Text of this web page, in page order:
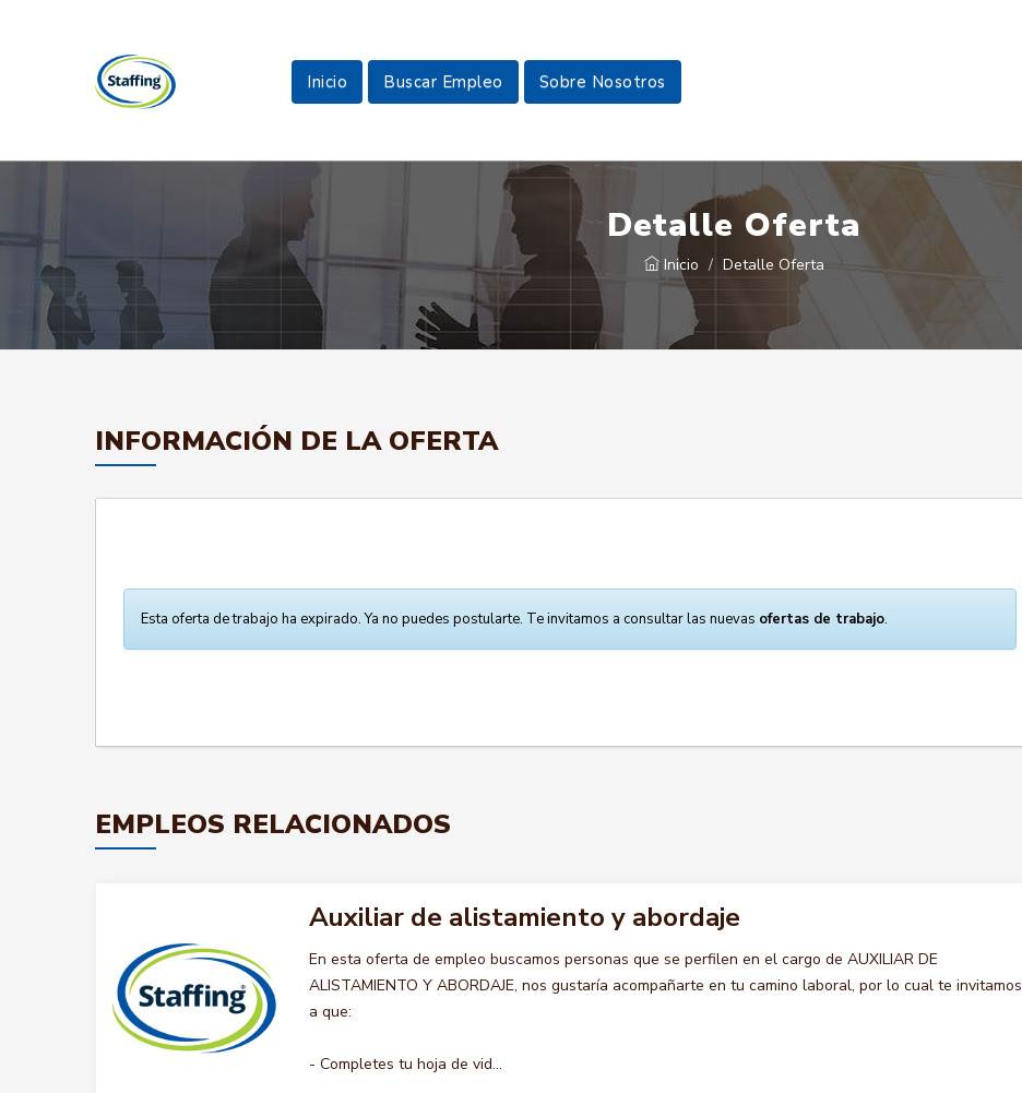
Inicio Buscar Empleo Sobre Nosotros
Detalle Oferta
Inicio Detalle Oferta
INFORMACIÓN DE LA OFERTA
Esta oferta de trabajo ha expirado. Ya no puedes postularte. Te invitamos a consultar las nuevas ofertas de trabajo.
EMPLEOS RELACIONADOS
Auxiliar de alistamiento y abordaje
En esta oferta de empleo buscamos personas que se perfilen en el cargo de AUXILIAR DE
ALISTAMIENTO Y ABORDAJE, nos gustaría acompañarte en tu camino laboral, por lo cual te invitamos
a que:
- Completes tu hoja de vid...